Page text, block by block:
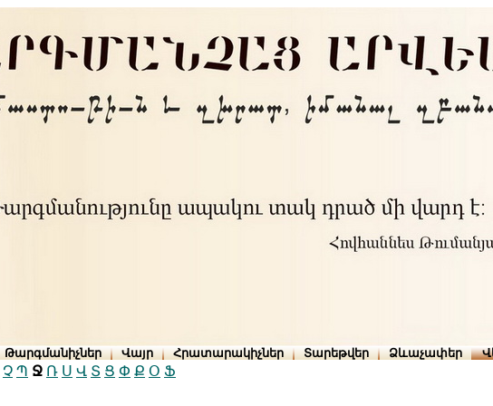
Թարգմանիչներ Վայր Հրատարակիչներ Տարեթվեր Ձևաչափեր
Չ Պ Ջ Ռ Ս Վ Տ Ց Փ Ք Օ Ֆ